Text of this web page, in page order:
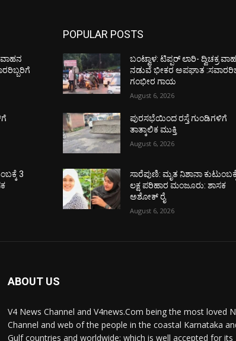
ವಾಹನ
3
POPULAR POSTS
ಬಂಟ್ವಾಳ: ಟಿಪ್ಪರ್ ಲಾರಿ- ದ್ವಿಚಕ್ರ
ನಡುವೆ ಭೀಕರ ಅಪಘಾತ
ಗಂಭೀರ ಗಾಯ
August 6, 2026
ಪುರಸಭೆಯಿಂದ ರಸ್ತೆ ಗುಂಡಿಗಳಿಗೆ
ತಾತ್ಕಾಲಿಕ ಮುಕ್ತಿ
August 6, 2026
ಸಾರೆಪುಣಿ: ಮೃತ ನಿಶಾನಾ
ಲಕ್ಷ ಪರಿಹಾರ ಮಂಜೂರು: ಶಾಸಕ
ಅಶೋಕ್ ರೈ
August 6, 2026
ABOUT US
V4 News Channel and V4news.Com being the most loved
Channel and web of the people in the coastal Karnataka
Gulf countries and worldwide; which is well accepted for its